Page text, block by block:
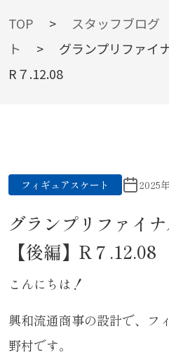
BLOG
スタッフブログ
TOP > スタッフブログ
ト
>
グランプリファイ
R７.12.08
フィギュアスケート 2025
グランプリファイ
【後編】R７.12.08
こんにちは！
興和流通商事の設計で、フ
野村です。